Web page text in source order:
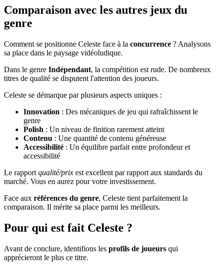
Comparaison avec les autres jeux du
genre
Comment se positionne Celeste face à la concurrence ? Analysons
sa place dans le paysage vidéoludique.
Dans le genre Indépendant, la compétition est rude. De nombreux
titres de qualité se disputent l'attention des joueurs.
Celeste se démarque par plusieurs aspects uniques :
Innovation : Des mécaniques de jeu qui rafraîchissent le
genre
Polish : Un niveau de finition rarement atteint
Contenu : Une quantité de contenu généreuse
Accessibilité : Un équilibre parfait entre profondeur et
accessibilité
Le rapport qualité/prix est excellent par rapport aux standards du
marché. Vous en aurez pour votre investissement.
Face aux références du genre, Celeste tient parfaitement la
comparaison. Il mérite sa place parmi les meilleurs.
Pour qui est fait Celeste ?
Avant de conclure, identifions les profils de joueurs qui
apprécieront le plus ce titre.